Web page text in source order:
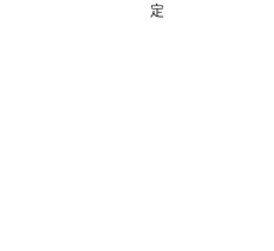
定